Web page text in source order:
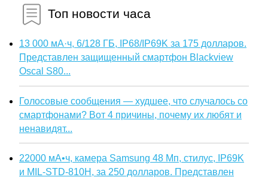
Топ новости часа
13 000 мА·ч, 6/128 ГБ, IP68/IP69K за 175 долларов.
Представлен защищенный смартфон Blackview
Oscal S80...
Голосовые сообщения — худшее, что случалось со
смартфонами? Вот 4 причины, почему их любят и
ненавидят...
22000 мА•ч, камера Samsung 48 Мп, стилус, IP69K
и MIL-STD-810H, за 250 долларов. Представлен